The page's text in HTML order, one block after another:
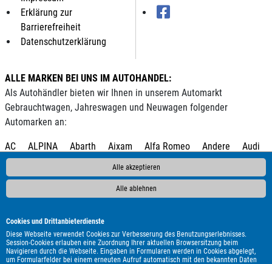
Alle akzeptieren
Alle ablehnen
Cookies und Drittanbieterdienste
Diese Webseite verwendet Cookies zur Verbesserung des Benutzungserlebnisses.
Session-Cookies erlauben eine Zuordnung Ihrer aktuellen Browsersitzung beim
Navigieren durch die Webseite. Eingaben in Formularen werden in Cookies abgelegt,
um Formularfelder bei einem erneuten Aufruf automatisch mit den bekannten Daten
Erklärung zur
Barrierefreiheit
Datenschutzerklärung
ALLE MARKEN BEI UNS IM AUTOHANDEL:
Als Autohändler bieten wir Ihnen in unserem Automarkt
Gebrauchtwagen, Jahreswagen und Neuwagen folgender
Automarken an:
AC ALPINA Abarth Aixam Alfa Romeo Andere
Audi
BAW
BMW BYD Bentley Borgward Bürstner
CS
Reisemobile
Cadillac Carado Carthago
Chausson
Clever Corvette
Eura Mobil
Fendt Fiat
Geely
Genesis HYMER / ERIBA / HYMERCAR
Harley-
Davidson
Hobby Honda Hyundai Isuzu Itineo
Iveco